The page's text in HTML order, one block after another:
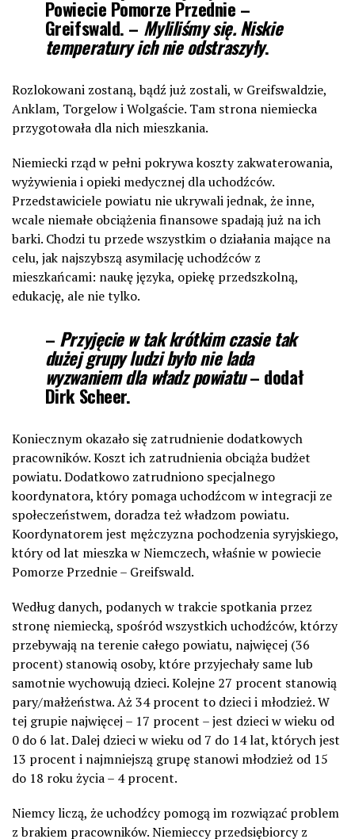
Powiecie Pomorze Przednie –
Greifswald. – Myliliśmy się. Niskie
temperatury ich nie odstraszyły.
Rozlokowani zostaną, bądź już zostali, w Greifswaldzie,
Anklam, Torgelow i Wolgaście. Tam strona niemiecka
przygotowała dla nich mieszkania.
Niemiecki rząd w pełni pokrywa koszty zakwaterowania,
wyżywienia i opieki medycznej dla uchodźców.
Przedstawiciele powiatu nie ukrywali jednak, że inne,
wcale niemałe obciążenia finansowe spadają już na ich
barki. Chodzi tu przede wszystkim o działania mające na
celu, jak najszybszą asymilację uchodźców z
mieszkańcami: naukę języka, opiekę przedszkolną,
edukację, ale nie tylko.
– Przyjęcie w tak krótkim czasie tak
dużej grupy ludzi było nie lada
wyzwaniem dla władz powiatu– dodał
Dirk Scheer.
Koniecznym okazało się zatrudnienie dodatkowych
pracowników. Koszt ich zatrudnienia obciąża budżet
powiatu. Dodatkowo zatrudniono specjalnego
koordynatora, który pomaga uchodźcom w integracji ze
społeczeństwem, doradza też władzom powiatu.
Koordynatorem jest mężczyzna pochodzenia syryjskiego,
który od lat mieszka w Niemczech, właśnie w powiecie
Pomorze Przednie – Greifswald.
Według danych, podanych w trakcie spotkania przez
stronę niemiecką, spośród wszystkich uchodźców, którzy
przebywają na terenie całego powiatu, najwięcej (36
procent) stanowią osoby, które przyjechały same lub
samotnie wychowują dzieci. Kolejne 27 procent stanowią
pary/małżeństwa. Aż 34 procent to dzieci i młodzież. W
tej grupie najwięcej – 17 procent – jest dzieci w wieku od
0 do 6 lat. Dalej dzieci w wieku od 7 do 14 lat, których jest
13 procent i najmniejszą grupę stanowi młodzież od 15
do 18 roku życia – 4 procent.
Niemcy liczą, że uchodźcy pomogą im rozwiązać problem
z brakiem pracowników. Niemieccy przedsiębiorcy z